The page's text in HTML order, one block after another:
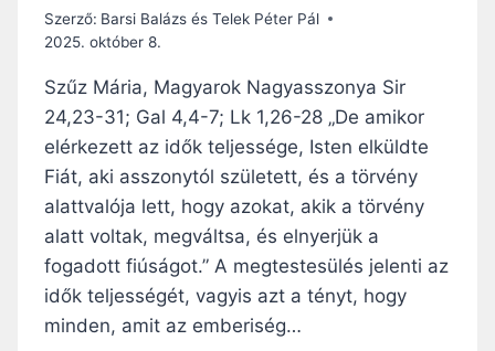
S
R
H
I
S
O
L
G
L
A
T
Á
A
Szerző: Barsi Balázs és Telek Péter Pál
2025. október 8.
Szűz Mária, Magyarok Nagyasszonya Sir
24,23-31; Gal 4,4-7; Lk 1,26-28 „De amikor
elérkezett az idők teljessége, Isten elküldte
Fiát, aki asszonytól született, és a törvény
alattvalója lett, hogy azokat, akik a törvény
alatt voltak, megváltsa, és elnyerjük a
fogadott fiúságot.” A megtestesülés jelenti az
idők teljességét, vagyis azt a tényt, hogy
minden, amit az emberiség…